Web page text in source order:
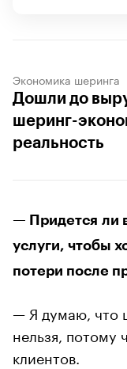
Экономика шеринга
Дошли до
шеринг-
реальность
— Придется ли
услуги, чтобы
потери после
— Я думаю, что
нельзя, потому
клиентов.